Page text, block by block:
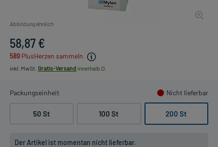
Abbildung ähnlich
58,87 €
589 PlusHerzen sammeln
inkl. MwSt. Gratis-Versand innerhalb D.
Packungseinheit Nicht lieferbar
50 St 100 St 200 St
Der Artikel ist momentan nicht lieferbar.